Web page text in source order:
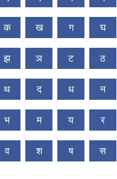
क ख ग घ
झ ञ ट ठ
थ द ध न
भ म य र
व श ष स